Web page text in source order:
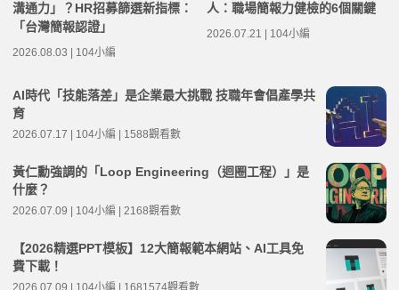
溝通力」？HR招募篩選新指標：
「台灣簡報認證」
2026.08.03 | 104小編
人：職場簡報力健檢的6個關鍵
2026.07.21 | 104小編
AI時代「技能落差」是企業最大挑戰 技職年會倡產學共
育
2026.07.17 | 104小編 | 1588觀看數
黃仁勳強調的「Loop Engineering（迴圈工程）」是
什麼？
2026.07.09 | 104小編 | 2168觀看數
【2026精選PPT模板】12大簡報範本網站、AI工具免
費下載！